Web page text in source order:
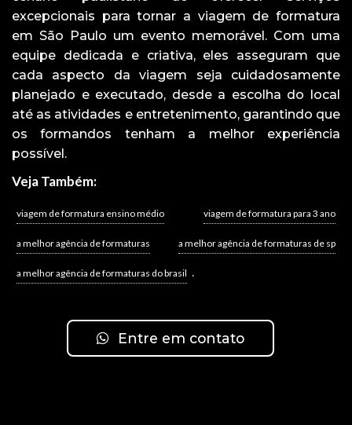
excepcionais para tornar a viagem de formatura
em São Paulo um evento memorável. Com uma
equipe dedicada e criativa, eles asseguram que
cada aspecto da viagem seja cuidadosamente
planejado e executado, desde a escolha do local
até as atividades e entretenimento, garantindo que
os formandos tenham a melhor experiência
possível.
Veja Também:
viagem de formatura ensino médio viagem de formatura para 3 ano
a melhor agência de formaturas a melhor agência de formaturas de sp
a melhor agência de formaturas do brasil .
Entre em contato